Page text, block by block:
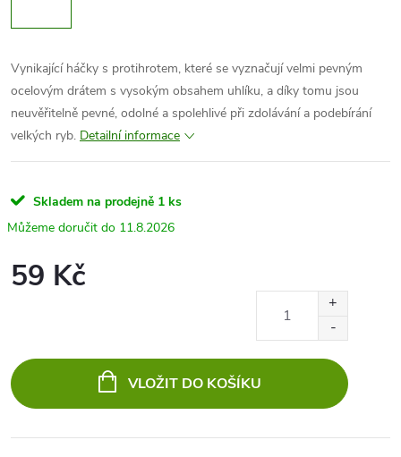
Vynikající háčky s protihrotem, které se vyznačují velmi pevným
ocelovým drátem s vysokým obsahem uhlíku, a díky tomu jsou
neuvěřitelně pevné, odolné a spolehlivé při zdolávání a podebírání
velkých ryb. Detailní informace
Skladem na prodejně 1 ks
11.8.2026
59 Kč
VLOŽIT DO KOŠÍKU